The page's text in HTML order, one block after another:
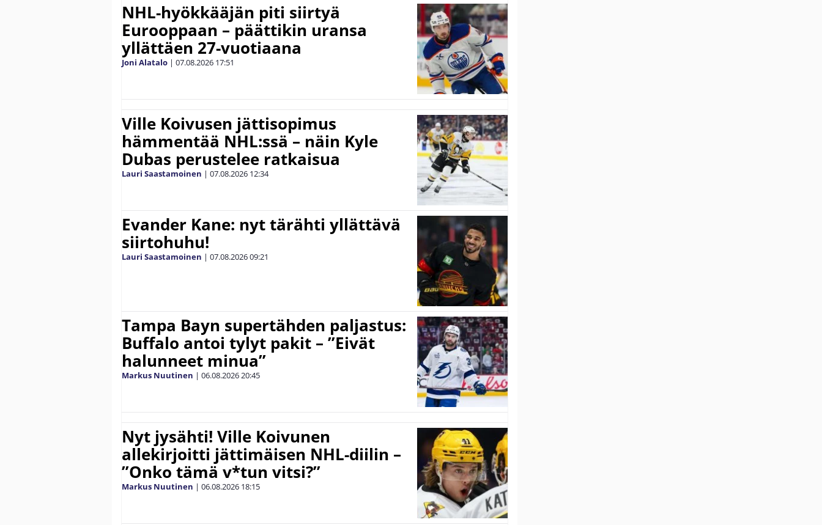
NHL-hyökkääjän piti siirtyä
Eurooppaan – päättikin uransa
yllättäen 27-vuotiaana
Joni Alatalo | 07.08.2026 17:51
Ville Koivusen jättisopimus
hämmentää NHL:ssä – näin Kyle
Dubas perustelee ratkaisua
Lauri Saastamoinen | 07.08.2026 12:34
Evander Kane: nyt tärähti yllättävä
siirtohuhu!
Lauri Saastamoinen | 07.08.202609:21
Tampa Bayn supertähden paljastus:
Buffalo antoi tylyt pakit – ”Eivät
halunneet minua”
Markus Nuutinen | 06.08.2026 20:45
Nyt jysähti! Ville Koivunen
allekirjoitti jättimäisen NHL-diilin –
”Onko tämä v*tun vitsi?”
Markus Nuutinen | 06.08.2026 18:15